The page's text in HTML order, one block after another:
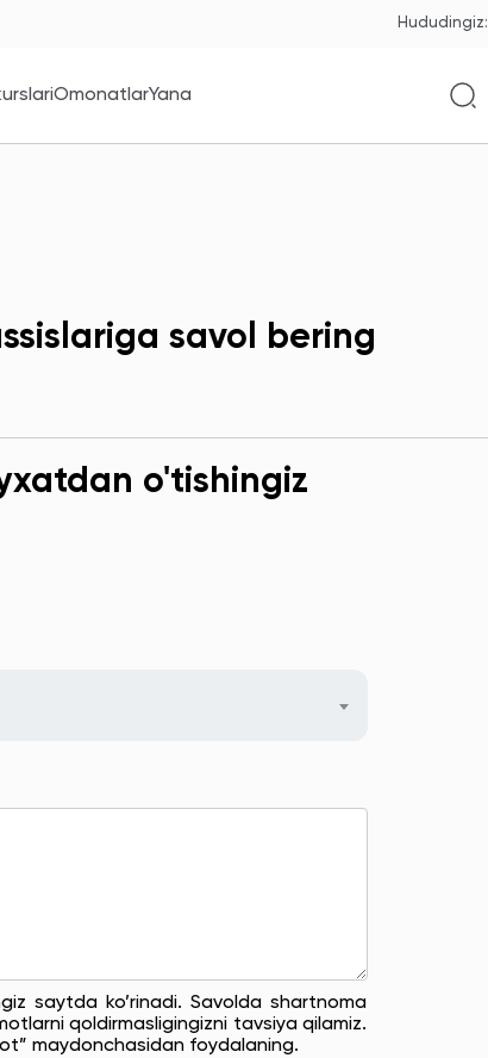
Hududingiz:
OmonatlarYana
savol bering
o'tishingiz
saytda ko’rinadi. Savolda shartnoma
qoldirmasligingizni tavsiya qilamiz.
maydonchasidan foydalaning.